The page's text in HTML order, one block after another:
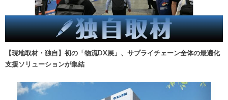
【現地取材・独自】初の「物流DX展」、サプライチェーン全体の最適化
支援ソリューションが集結